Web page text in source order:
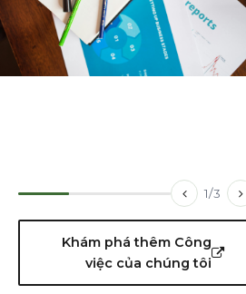
Khám phá thêm Công
việc của chúng tôi